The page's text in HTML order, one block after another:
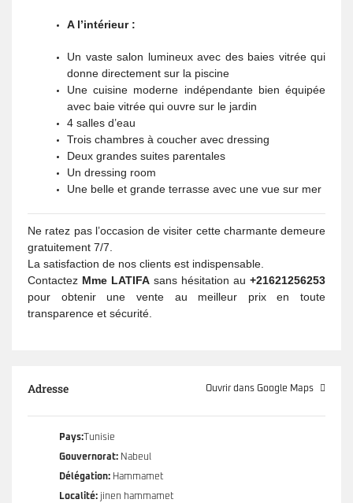
A l’intérieur :
Un vaste salon lumineux avec des baies vitrée qui
donne directement sur la piscine
Une cuisine moderne indépendante bien équipée
avec baie vitrée qui ouvre sur le jardin
4 salles d’eau
Trois chambres à coucher avec dressing
Deux grandes suites parentales
Un dressing room
Une belle et grande terrasse avec une vue sur mer
Ne ratez pas l’occasion de visiter cette charmante demeure
gratuitement 7/7.
La satisfaction de nos clients est indispensable.
Contactez Mme LATIFA sans hésitation au +21621256253
pour obtenir une vente au meilleur prix en toute
transparence et sécurité.
Adresse Ouvrir dans Google Maps
Pays: Tunisie
Gouvernorat: Nabeul
Délégation: Hammamet
Localité: jinen hammamet